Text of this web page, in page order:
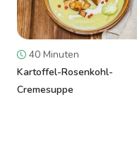
40 Minuten
Kartoffel-Rosenkohl-
Cremesuppe